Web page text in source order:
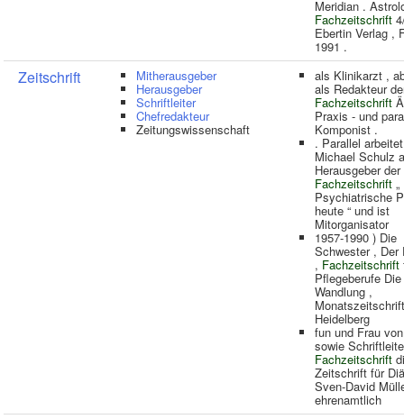
Meridian .
Fachzeitschrift
Ebertin Verlag ,
1991 .
Zeitschrift Mitherausgeber
Herausgeber
Schriftleiter
Chefredakteur
Zeitungswissenschaft
als Klinikarzt ,
als Redakteur
Fachzeitschrift
Praxis - und
Komponist .
. Parallel arbeitet
Michael Schulz
Herausgeber der
Fachzeitschrift „
Psychiatrische
heute “ und ist
Mitorganisator
1957-1990 ) Die
Schwester , Der
, Fachzeitschrift
Pflegeberufe Die
Wandlung ,
Heidelberg
fun und Frau
sowie
Fachzeitschrift
Zeitschrift für
Sven-David
ehrenamtlich